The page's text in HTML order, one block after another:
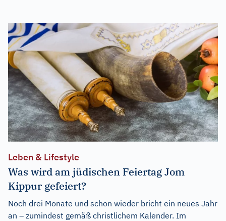
Leben & Lifestyle
Was wird am jüdischen Feiertag Jom
Kippur gefeiert?
Noch drei Monate und schon wieder bricht ein neues Jahr
an – zumindest gemäß christlichem Kalender. Im